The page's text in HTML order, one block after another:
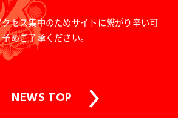
セス集中のためサイトに繋がり辛い可
めご了承ください。
NEWS TOP